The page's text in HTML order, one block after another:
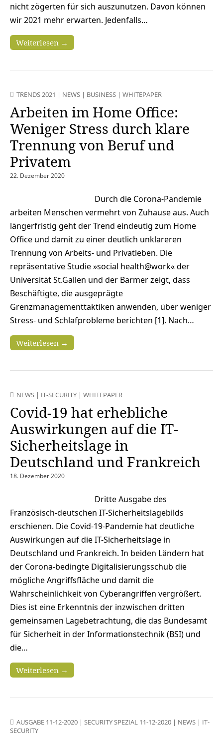
nicht zögerten für sich auszunutzen. Davon können
wir 2021 mehr erwarten. Jedenfalls…
Weiterlesen →
TRENDS 2021 | NEWS | BUSINESS | WHITEPAPER
Arbeiten im Home Office:
Weniger Stress durch klare
Trennung von Beruf und
Privatem
22. Dezember 2020
Durch die Corona-Pandemie
arbeiten Menschen vermehrt von Zuhause aus. Auch
längerfristig geht der Trend eindeutig zum Home
Office und damit zu einer deutlich unklareren
Trennung von Arbeits- und Privatleben. Die
repräsentative Studie »social health@work« der
Universität St.Gallen und der Barmer zeigt, dass
Beschäftigte, die ausgeprägte
Grenzmanagementtaktiken anwenden, über weniger
Stress- und Schlafprobleme berichten [1]. Nach…
Weiterlesen →
NEWS | IT-SECURITY | WHITEPAPER
Covid-19 hat erhebliche
Auswirkungen auf die IT-
Sicherheitslage in
Deutschland und Frankreich
18. Dezember 2020
Dritte Ausgabe des
Französisch-deutschen IT-Sicherheitslagebilds
erschienen. Die Covid-19-Pandemie hat deutliche
Auswirkungen auf die IT-Sicherheitslage in
Deutschland und Frankreich. In beiden Ländern hat
der Corona-bedingte Digitalisierungsschub die
mögliche Angriffsfläche und damit die
Wahrscheinlichkeit von Cyberangriffen vergrößert.
Dies ist eine Erkenntnis der inzwischen dritten
gemeinsamen Lagebetrachtung, die das Bundesamt
für Sicherheit in der Informationstechnik (BSI) und
die…
Weiterlesen →
AUSGABE 11-12-2020 | SECURITY SPEZIAL 11-12-2020 | NEWS | IT-
SECURITY